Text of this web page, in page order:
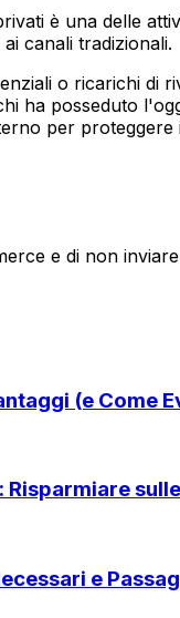
è una delle
canali tradizionali.
o ricarichi di
ha posseduto
per proteggere
e di non
(e Come
e